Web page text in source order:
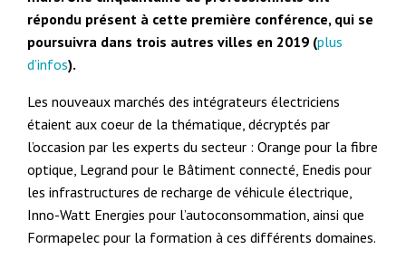
répondu présent à cette première conférence, qui se
poursuivra dans trois autres villes en 2019 (plus
d’infos).
Les nouveaux marchés des intégrateurs électriciens
étaient aux coeur de la thématique, décryptés par
l’occasion par les experts du secteur : Orange pour la fibre
optique, Legrand pour le Bâtiment connecté, Enedis pour
les infrastructures de recharge de véhicule électrique,
Inno-Watt Energies pour l’autoconsommation, ainsi que
Formapelec pour la formation à ces différents domaines.